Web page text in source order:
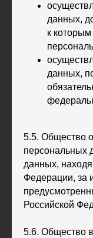
данных,
к
данных,
5.5. Общество
персональных
данных,
Федерации, за
Российской
5.6. Общество